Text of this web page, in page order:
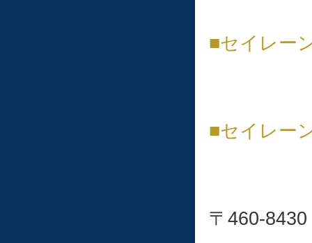
■︎セイレー
■セイレー
〒460-8430